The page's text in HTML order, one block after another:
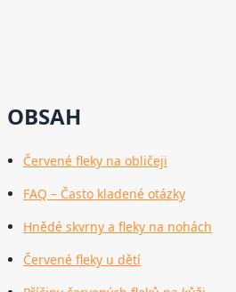
OBSAH
Červené fleky na obličeji
FAQ – Často kladené otázky
Hnědé skvrny a fleky na nohách
Červené fleky u dětí